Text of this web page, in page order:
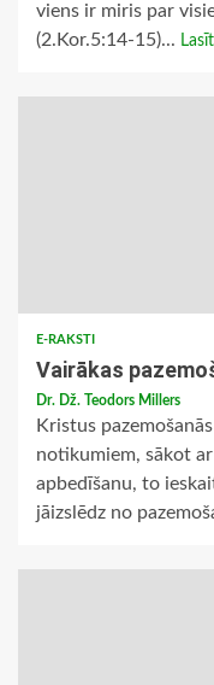
viens ir miris par
(2.Kor.5:14-15)...
E-RAKSTI
Vairākas
Dr. Dž. Teodors Millers
Kristus
notikumiem, sākot
apbedīšanu, to
jāizslēdz no